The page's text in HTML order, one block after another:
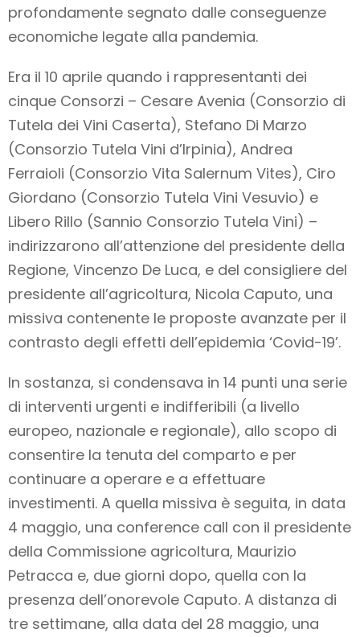
profondamente segnato dalle conseguenze
economiche legate alla pandemia.
Era il 10 aprile quando i rappresentanti dei
cinque Consorzi – Cesare Avenia (Consorzio di
Tutela dei Vini Caserta), Stefano Di Marzo
(Consorzio Tutela Vini d’Irpinia), Andrea
Ferraioli (Consorzio Vita Salernum Vites), Ciro
Giordano (Consorzio Tutela Vini Vesuvio) e
Libero Rillo (Sannio Consorzio Tutela Vini) –
indirizzarono all’attenzione del presidente della
Regione, Vincenzo De Luca, e del consigliere del
presidente all’agricoltura, Nicola Caputo, una
missiva contenente le proposte avanzate per il
contrasto degli effetti dell’epidemia ‘Covid-19’.
In sostanza, si condensava in 14 punti una serie
di interventi urgenti e indifferibili (a livello
europeo, nazionale e regionale), allo scopo di
consentire la tenuta del comparto e per
continuare a operare e a effettuare
investimenti. A quella missiva è seguita, in data
4 maggio, una conference call con il presidente
della Commissione agricoltura, Maurizio
Petracca e, due giorni dopo, quella con la
presenza dell’onorevole Caputo. A distanza di
tre settimane, alla data del 28 maggio, una